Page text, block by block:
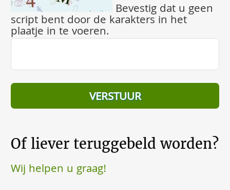
Bevestig dat u geen
script bent door de karakters in het
plaatje in te voeren.
Of liever teruggebeld worden?
Wij helpen u graag!